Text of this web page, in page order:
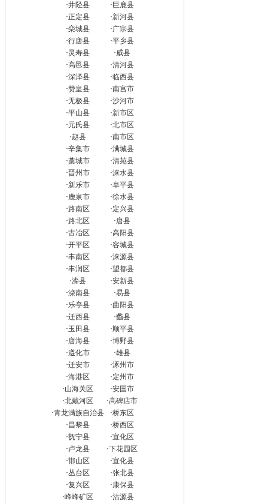
·井陉县 · 巨鹿县
·正定县 ·新河县
·栾城县 ·广宗县
·行唐县 ·平乡县
·灵寿县 ·威县
·高邑县 ·清河县
·深泽县 ·临西县
·赞皇县 ·南宫市
·无极县 ·沙河市
·平山县 ·新市区
·元氏县 ·北市区
·赵县 ·南市区
·辛集市 ·满城县
·藁城市 ·清苑县
·晋州市 ·涞水县
·新乐市 ·阜平县
·鹿泉市 ·徐水县
·路南区 ·定兴县
·路北区 ·唐县
·古冶区 ·高阳县
·开平区 ·容城县
·丰南区 ·涞源县
·丰润区 ·望都县
·滦县 ·安新县
·滦南县 ·易县
·乐亭县 ·曲阳县
·迁西县 ·蠡县
·玉田县 ·顺平县
·唐海县 ·博野县
·遵化市 ·雄县
·迁安市 ·涿州市
·海港区 ·定州市
·山海关区 ·安国市
·北戴河区 ·高碑店市
·青龙满族自治县 ·桥东区
·昌黎县 ·桥西区
·抚宁县 ·宣化区
·卢龙县 ·下花园区
·邯山区 ·宣化县
·丛台区 ·张北县
·复兴区 ·康保县
·峰峰矿区 ·沽源县